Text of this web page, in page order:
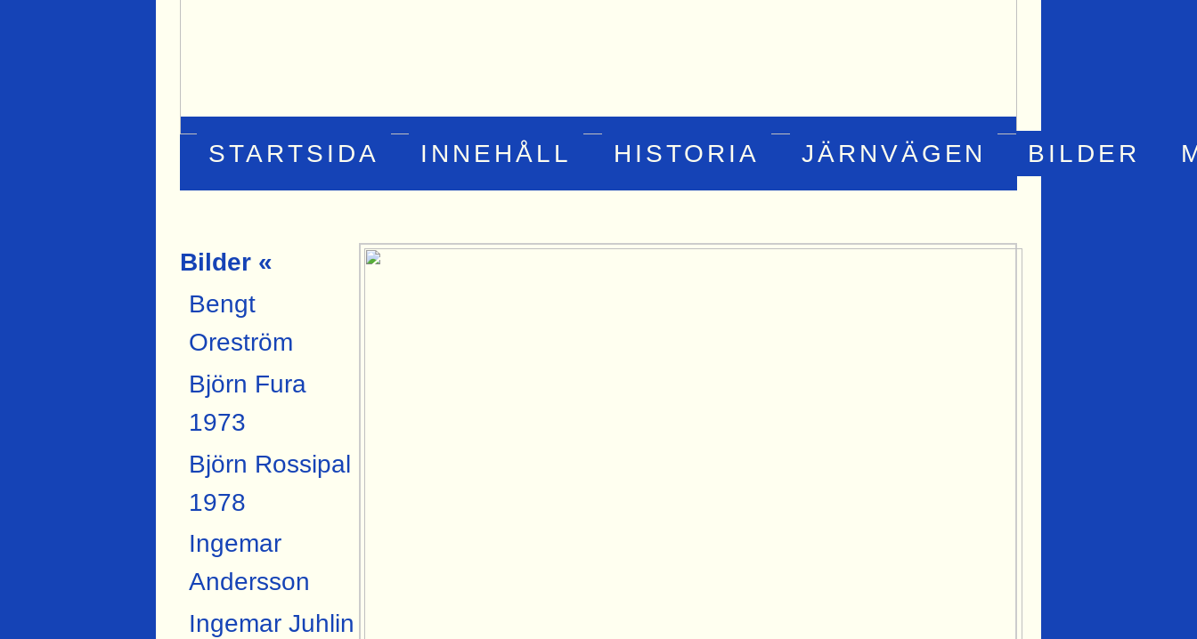
STARTSIDA INNEHÅLL HISTORIA JÄRNVÄGEN BILDER
Bilder «
Bengt
Oreström
Björn Fura
1973
Björn Rossipal
1978
Ingemar
Andersson
Ingemar Juhlin